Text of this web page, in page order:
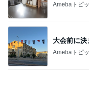
Amebaトピ
大会前に決
Amebaトピ